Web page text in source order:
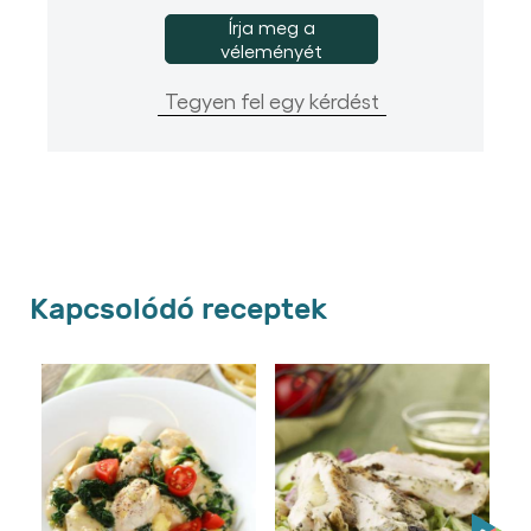
Írja meg a
véleményét
Tegyen fel egy kérdést
Kapcsolódó receptek